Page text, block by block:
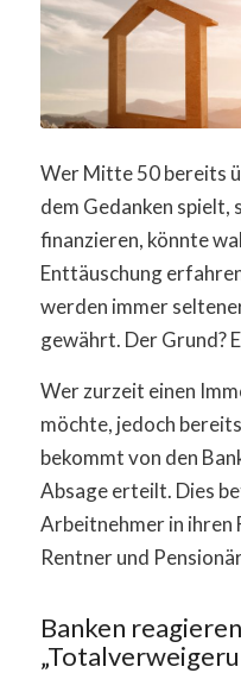
Wer Mitte 50 bereits
dem Gedanken spielt,
finanzieren, könnte
Enttäuschung
werden immer
gewährt. Der Grund?
Wer zurzeit einen
möchte, jedoch
bekommt von den
Absage erteilt. Dies
Arbeitnehmer in ihren
Rentner und
Banken